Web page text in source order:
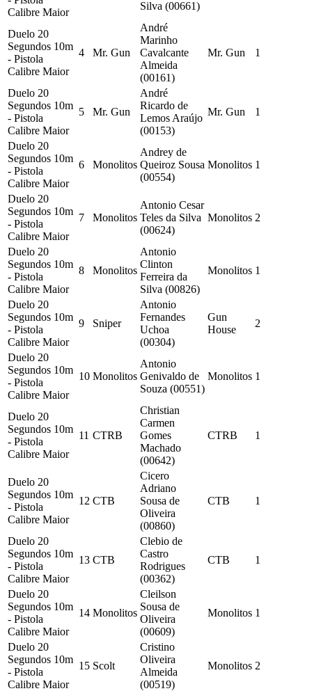
Calibre Maior
Silva (00661)
Duelo 20
Segundos 10m
- Pistola
Calibre Maior
4 Mr. Gun
André
Marinho
Cavalcante
Almeida
(00161)
Mr. Gun 1
Duelo 20
Segundos 10m
- Pistola
Calibre Maior
5 Mr. Gun
André
Ricardo de
Lemos Araújo
(00153)
Mr. Gun 1
Duelo 20
Segundos 10m
- Pistola
Calibre Maior
6 Monolitos
Andrey de
Queiroz Sousa
(00554)
Monolitos 1
Duelo 20
Segundos 10m
- Pistola
Calibre Maior
7 Monolitos
Antonio Cesar
Teles da Silva
(00624)
Monolitos 2
Duelo 20
Segundos 10m
- Pistola
Calibre Maior
8 Monolitos
Antonio
Clinton
Ferreira da
Silva (00826)
Monolitos 1
Duelo 20
Segundos 10m
- Pistola
Calibre Maior
9 Sniper
Antonio
Fernandes
Uchoa
(00304)
Gun
House
2
Duelo 20
Segundos 10m
- Pistola
Calibre Maior
10 Monolitos
Antonio
Genivaldo de
Souza (00551)
Monolitos 1
Duelo 20
Segundos 10m
- Pistola
Calibre Maior
11 CTRB
Christian
Carmen
Gomes
Machado
(00642)
CTRB 1
Duelo 20
Segundos 10m
- Pistola
Calibre Maior
12 CTB
Cicero
Adriano
Sousa de
Oliveira
(00860)
CTB 1
Duelo 20
Segundos 10m
- Pistola
Calibre Maior
13 CTB
Clebio de
Castro
Rodrigues
(00362)
CTB 1
Duelo 20
Segundos 10m
- Pistola
Calibre Maior
14 Monolitos
Cleilson
Sousa de
Oliveira
(00609)
Monolitos 1
Duelo 20
Segundos 10m
- Pistola
Calibre Maior
15 Scolt
Cristino
Oliveira
Almeida
(00519)
Monolitos 2